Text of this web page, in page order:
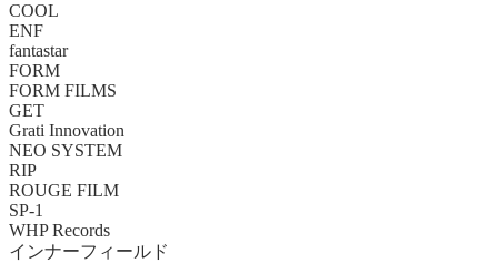
COOL
ENF
fantastar
FORM
FORM FILMS
GET
Grati Innovation
NEO SYSTEM
RIP
ROUGE FILM
SP-1
WHP Records
インナーフィールド